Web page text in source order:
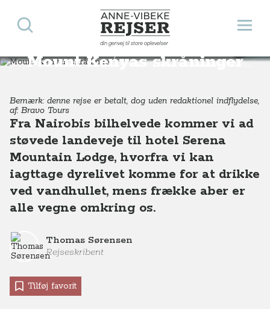
Anne-Vibeke Rejser
din genvej til store oplevelser
Åbn
Søg
Mount Kenyas skråninger
Destinationer Afrika Kenya Mount Kenyas skråninger
Bemærk: denne rejse er betalt, dog uden redaktionel indflydelse,
af: Bravo Tours
Fra Nairobis bilhelvede kommer vi ad
støvede landeveje til hotel Serena
Mountain Lodge, hvorfra vi kan
iagttage dyrelivet komme for at drikke
ved vandhullet, mens frække aber er
alle vegne omkring os.
Thomas Sørensen
Rejseskribent
Tilføj favorit